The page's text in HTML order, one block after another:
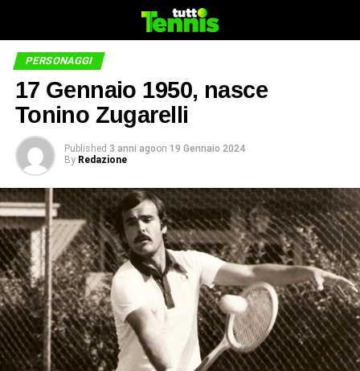
PERSONAGGI
17 Gennaio 1950, nasce
Tonino Zugarelli
Published 3 anni agoon 19 Gennaio 2024
By Redazione